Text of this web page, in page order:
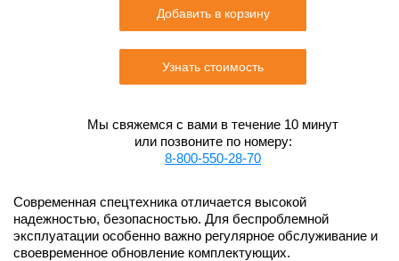
Добавить в корзину
Узнать стоимость
Мы свяжемся с вами в течение 10 минут
или позвоните по номеру:
8-800-550-28-70
Современная спецтехника отличается высокой
надежностью, безопасностью. Для беспроблемной
эксплуатации особенно важно регулярное обслуживание и
своевременное обновление комплектующих.